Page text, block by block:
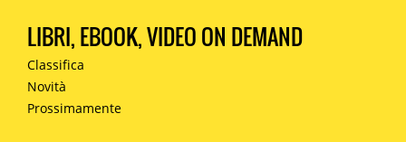
LIBRI, EBOOK, VIDEO ON DEMAND
Classifica
Novità
Prossimamente